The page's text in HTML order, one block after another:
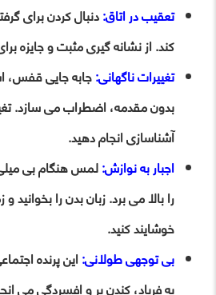
تعقیب در اتاق:دنبال کردن برای
کند. از نشانه گیری مثبت و جایزه
تغییرات ناگهانی:جابه جایی قفس،
بدون مقدمه، اضطراب می سازد.
آشناسازی انجام دهید.
اجبار به نوازش:لمس هنگام بی
را بالا می برد. زبان بدن را بخوانید
خوشایند کنید.
بی توجهی طولانی:این پرنده
به فریاد، کندن پر و افسردگی می